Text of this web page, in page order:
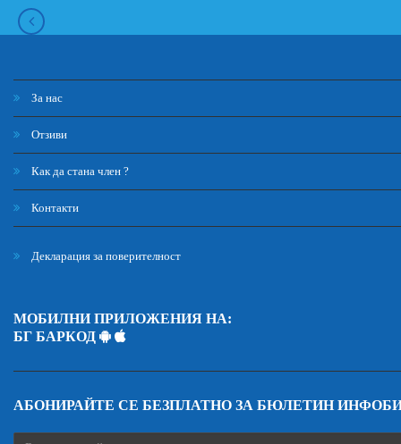
За нас
Отзиви
Как да стана член ?
Контакти
Декларация за поверителност
МОБИЛНИ ПРИЛОЖЕНИЯ НА:
БГ БАРКОД
АБОНИРАЙТЕ СЕ БЕЗПЛАТНО ЗА БЮЛЕТИН